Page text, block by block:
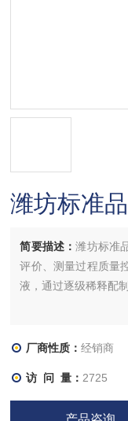
潍坊标准品
简要描述：潍坊标准
评价、测量过程质量
液，通过逐级稀释配
厂商性质：经销商
访 问 量： 2725